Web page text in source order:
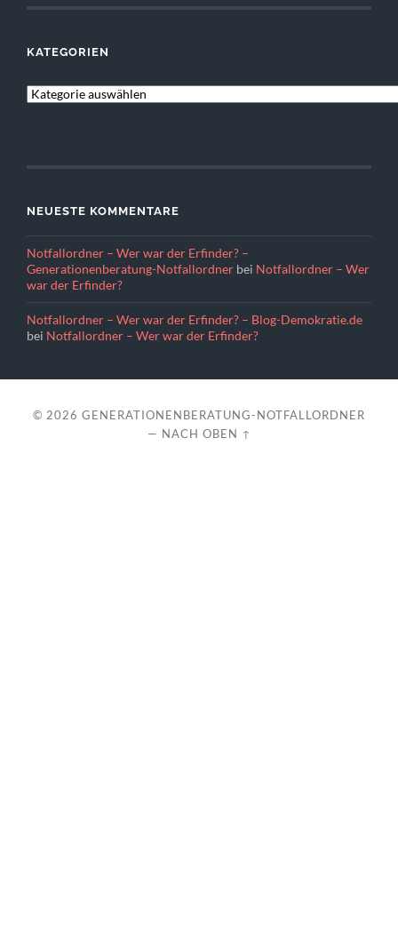
KATEGORIEN
KATEGORIEN
NEUESTE KOMMENTARE
Notfallordner – Wer war der Erfinder? –
Generationenberatung-Notfallordner bei Notfallordner – Wer
war der Erfinder?
Notfallordner – Wer war der Erfinder? – Blog-Demokratie.de
bei Notfallordner – Wer war der Erfinder?
© 2026 GENERATIONENBERATUNG-NOTFALLORDNER
— NACH OBEN ↑